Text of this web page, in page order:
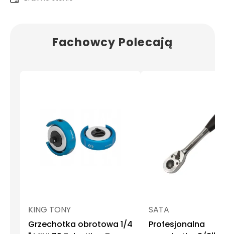
Fachowcy Polecają
KING TONY
Grzechotka obrotowa 1/4
SATA
Profesjonalna